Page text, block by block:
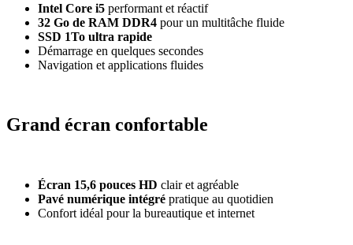
Intel Core i5 performant et réactif
32 Go de RAM DDR4 pour un multitâche fluide
SSD 1To ultra rapide
Démarrage en quelques secondes
Navigation et applications fluides
Grand écran confortable
Écran 15,6 pouces HD clair et agréable
Pavé numérique intégré pratique au quotidien
Confort idéal pour la bureautique et internet